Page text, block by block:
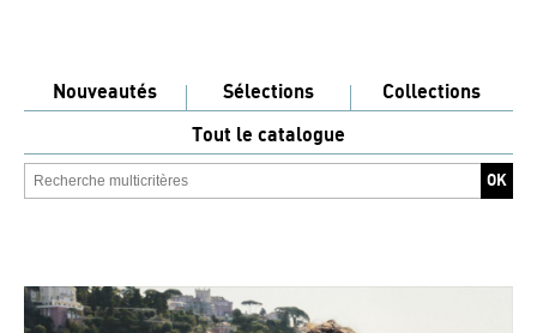
Nouveautés Sélections
Collections
Tout le catalogue